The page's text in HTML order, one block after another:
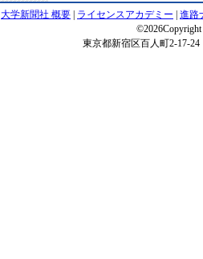
大学新聞社 概要 ライセンスアカデミー
進路
©2026Copyright
東京都新宿区百人町2-17-